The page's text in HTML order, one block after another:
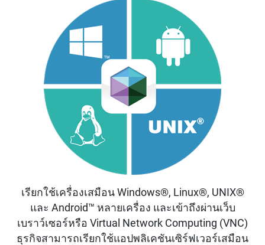
เรียกใช้เครื่องเสมือน Windows®, Linux®, UNIX®
และ Android™ หลายเครื่อง และเข้าถึงผ่านเว็บ
เบราว์เซอร์หรือ Virtual Network Computing (VNC)
ธุรกิจสามารถเรียกใช้แอปพลิเคชันเซิร์ฟเวอร์เสมือน